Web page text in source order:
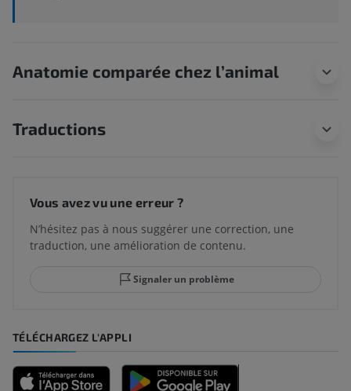
Anatomie comparée chez l’animal
Traductions
Vous avez vu une erreur ?
N’hésitez pas à nous suggérer une correction, une
traduction, une amélioration de contenu.
Signaler un problème
TÉLÉCHARGEZ L'APPLI